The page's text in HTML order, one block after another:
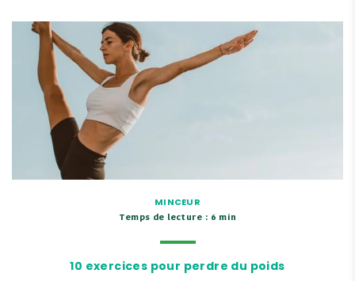
MINCEUR
Temps de lecture : 6 min
10 exercices pour perdre du poids